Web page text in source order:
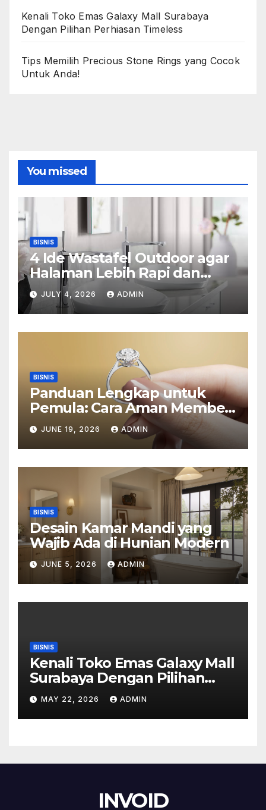
Kenali Toko Emas Galaxy Mall Surabaya
Dengan Pilihan Perhiasan Timeless
Tips Memilih Precious Stone Rings yang Cocok
Untuk Anda!
You missed
BISNIS
4 Ide Wastafel Outdoor agar
Halaman Lebih Rapi dan
Estetik
JULY 4, 2026 ADMIN
BISNIS
Panduan Lengkap untuk
Pemula: Cara Aman Membeli
Perhiasan Berlian di Toko
Emas Bogor
JUNE 19, 2026 ADMIN
BISNIS
Desain Kamar Mandi yang
Wajib Ada di Hunian Modern
JUNE 5, 2026 ADMIN
BISNIS
Kenali Toko Emas Galaxy Mall
Surabaya Dengan Pilihan
Perhiasan Timeless
MAY 22, 2026 ADMIN
INVOID